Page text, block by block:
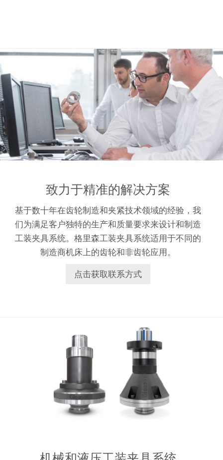
致力于精准的解决方案
基于数十年在齿轮制造和夹紧技术领域的经验，我
们为满足客户独特的生产和质量要求来设计和制造
工装夹具系统。格里森工装夹具系统适用于不同的
制造商机床上的齿轮和非齿轮应用。
点击获取联系方式